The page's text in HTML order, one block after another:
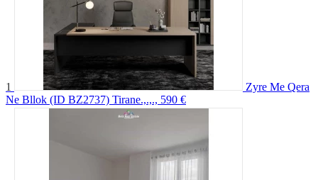
1
Zyre Me Qera
Ne Bllok (ID BZ2737) Tirane.,.,., 590 €